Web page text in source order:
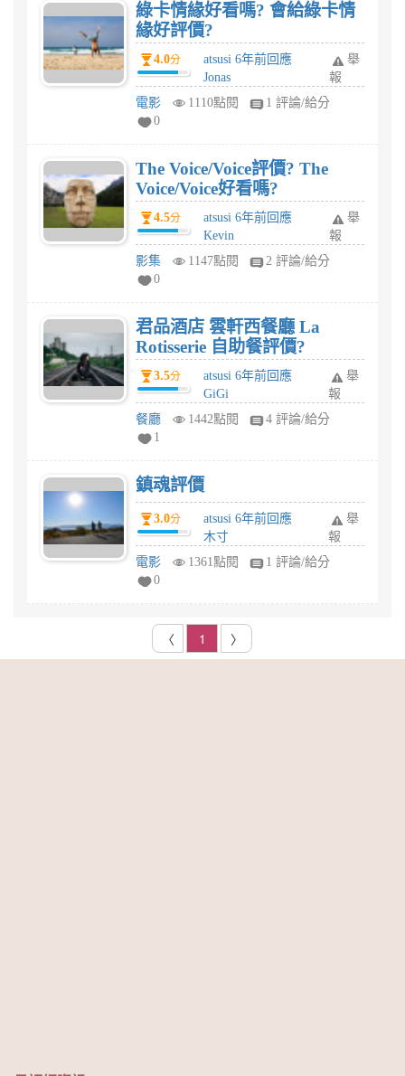
綠卡情緣好看嗎? 會給綠卡情
緣好評價?
4.0分
atsusi 6年前回應
Jonas
舉
報
電影
1110點閱
1 評論/給分
0
The Voice/Voice評價? The
Voice/Voice好看嗎?
4.5分
atsusi 6年前回應
Kevin
舉
報
影集
1147點閱
2 評論/給分
0
君品酒店 雲軒西餐廳 La
Rotisserie 自助餐評價?
3.5分
atsusi 6年前回應
GiGi
舉
報
餐廳
1442點閱
4 評論/給分
1
鎮魂評價
3.0分
atsusi 6年前回應
木寸
舉
報
電影
1361點閱
1 評論/給分
0
〈 1 〉